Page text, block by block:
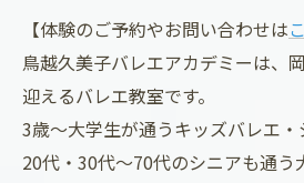
【体験のご予約やお問い合わせは
鳥越久美子バレエアカデミーは、
迎えるバレエ教室です。
3歳～大学生が通うキッズバレエ・
20代・30代～70代のシニアも通う